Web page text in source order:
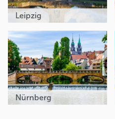
Leipzig
Nürnberg